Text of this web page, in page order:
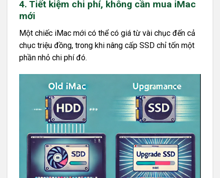
4. Tiết kiệm chi phí, không cần mua iMac
mới
Một chiếc iMac mới có thể có giá từ vài chục đến cả
chục triệu đồng, trong khi nâng cấp SSD chỉ tốn một
phần nhỏ chi phí đó.